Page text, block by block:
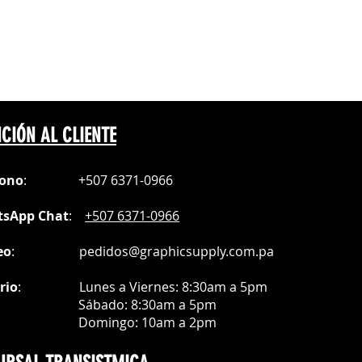
1200ml
espejo
de eventos.
especiales, como día del
AL CLIENTE
: +507 6371-0966
Chat: +507 6371-0966
: pedidos@graphicsupply.com.pa
: Lunes a Viernes: 8:30am a 5pm
: 8:30am a 5pm
10am a 2pm